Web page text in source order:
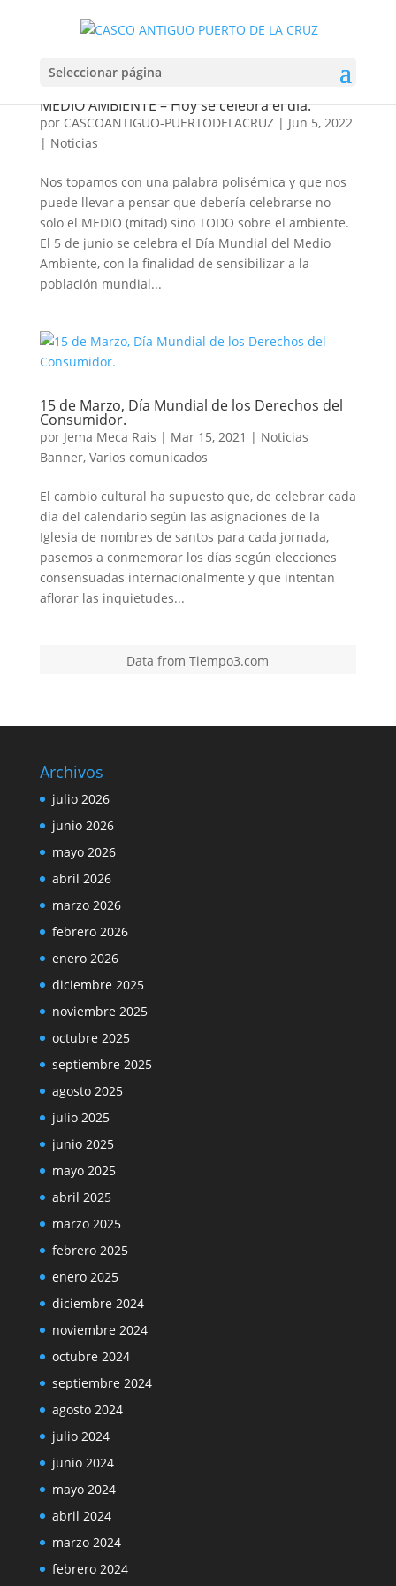
Seleccionar página
MEDIO AMBIENTE – Hoy se celebra el día.
por CASCOANTIGUO-PUERTODELACRUZ| Jun 5, 2022
| Noticias
Nos topamos con una palabra polisémica y que nos
puede llevar a pensar que debería celebrarse no
solo el MEDIO (mitad) sino TODO sobre el ambiente.
El 5 de junio se celebra el Día Mundial del Medio
Ambiente, con la finalidad de sensibilizar a la
población mundial...
15 de Marzo, Día Mundial de los Derechos del
Consumidor.
por Jema Meca Rais | Mar 15, 2021 | Noticias
Banner, Varios comunicados
El cambio cultural ha supuesto que, de celebrar cada
día del calendario según las asignaciones de la
Iglesia de nombres de santos para cada jornada,
pasemos a conmemorar los días según elecciones
consensuadas internacionalmente y que intentan
aflorar las inquietudes...
Data fromTiempo3.com
Archivos
julio 2026
junio 2026
mayo 2026
abril 2026
marzo 2026
febrero 2026
enero 2026
diciembre 2025
noviembre 2025
octubre 2025
septiembre 2025
agosto 2025
julio 2025
junio 2025
mayo 2025
abril 2025
marzo 2025
febrero 2025
enero 2025
diciembre 2024
noviembre 2024
octubre 2024
septiembre 2024
agosto 2024
julio 2024
junio 2024
mayo 2024
abril 2024
marzo 2024
febrero 2024